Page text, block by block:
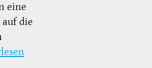
eine
auf die